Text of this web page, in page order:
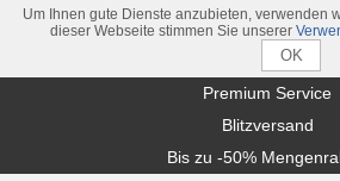
Um Ihnen gute Dienste anzubieten, verwenden
dieser Webseite stimmen Sie unserer
Premium Service
Blitzversand
Bis zu -50%